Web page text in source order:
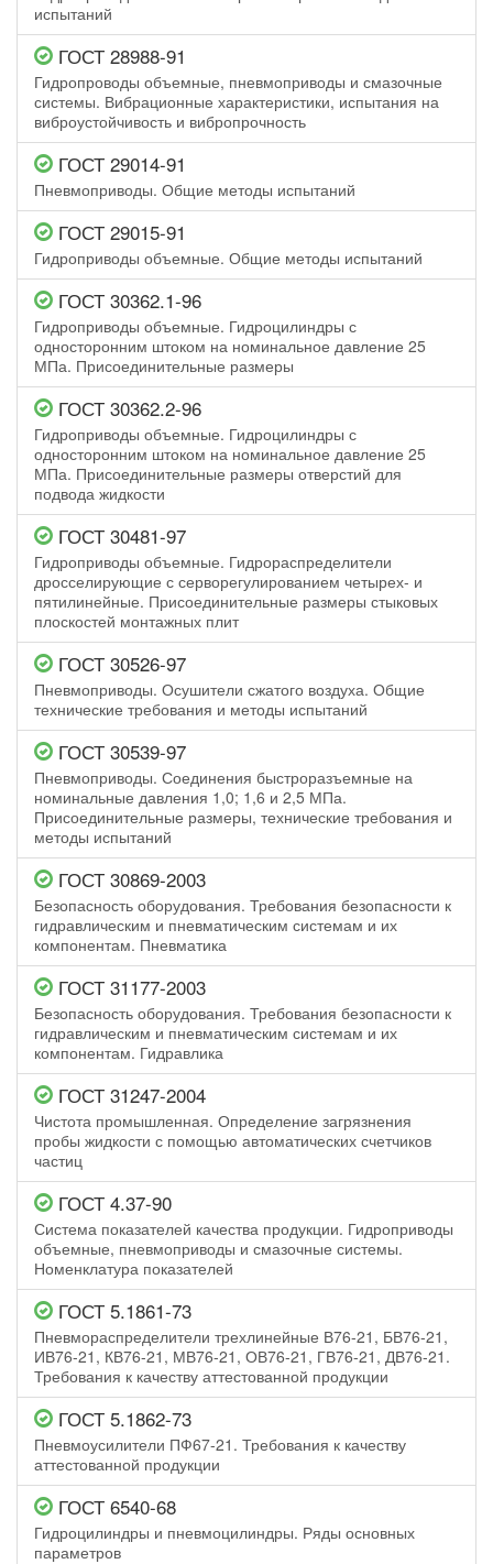
испытаний
ГОСТ 28988-91
Гидропроводы объемные, пневмоприводы и смазочные
системы. Вибрационные характеристики, испытания на
виброустойчивость и вибропрочность
ГОСТ 29014-91
Пневмоприводы. Общие методы испытаний
ГОСТ 29015-91
Гидроприводы объемные. Общие методы испытаний
ГОСТ 30362.1-96
Гидроприводы объемные. Гидроцилиндры с
односторонним штоком на номинальное давление 25
МПа. Присоединительные размеры
ГОСТ 30362.2-96
Гидроприводы объемные. Гидроцилиндры с
односторонним штоком на номинальное давление 25
МПа. Присоединительные размеры отверстий для
подвода жидкости
ГОСТ 30481-97
Гидроприводы объемные. Гидрораспределители
дросселирующие с серворегулированием четырех- и
пятилинейные. Присоединительные размеры стыковых
плоскостей монтажных плит
ГОСТ 30526-97
Пневмоприводы. Осушители сжатого воздуха. Общие
технические требования и методы испытаний
ГОСТ 30539-97
Пневмоприводы. Соединения быстроразъемные на
номинальные давления 1,0; 1,6 и 2,5 МПа.
Присоединительные размеры, технические требования и
методы испытаний
ГОСТ 30869-2003
Безопасность оборудования. Требования безопасности к
гидравлическим и пневматическим системам и их
компонентам. Пневматика
ГОСТ 31177-2003
Безопасность оборудования. Требования безопасности к
гидравлическим и пневматическим системам и их
компонентам. Гидравлика
ГОСТ 31247-2004
Чистота промышленная. Определение загрязнения
пробы жидкости с помощью автоматических счетчиков
частиц
ГОСТ 4.37-90
Система показателей качества продукции. Гидроприводы
объемные, пневмоприводы и смазочные системы.
Номенклатура показателей
ГОСТ 5.1861-73
Пневмораспределители трехлинейные В76-21, БВ76-21,
ИВ76-21, КВ76-21, МВ76-21, ОВ76-21, ГВ76-21, ДВ76-21.
Требования к качеству аттестованной продукции
ГОСТ 5.1862-73
Пневмоусилители ПФ67-21. Требования к качеству
аттестованной продукции
ГОСТ 6540-68
Гидроцилиндры и пневмоцилиндры. Ряды основных
параметров